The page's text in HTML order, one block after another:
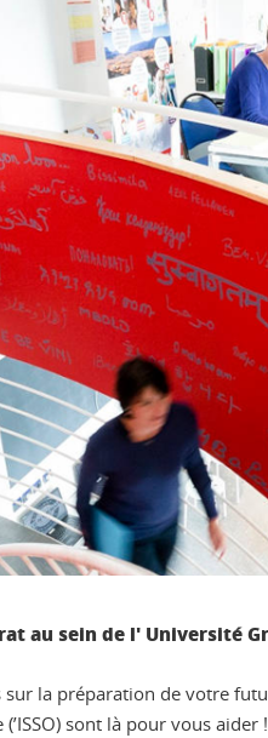
au sein de l' Université
la préparation de votre
sont là pour vous aider !